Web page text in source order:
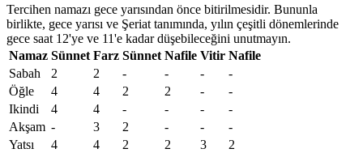
Tercihen namazı gece yarısından önce bitirilmesidir. Bununla
birlikte, gece yarısı ve Şeriat tanımında, yılın çeşitli dönemlerinde
gece saat 12'ye ve 11'e kadar düşebileceğini unutmayın.
Namaz Sünnet Farz Sünnet Nafile Vitir Nafile
Sabah
2 2 - - -
-
Öğle
4 4 2 2 -
-
Ikindi
4 4 - - -
-
Akşam - 3 2 - -
-
Yatsı
4 4 2 2 3 2